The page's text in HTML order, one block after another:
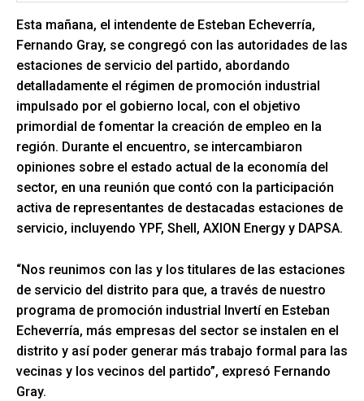
Esta mañana, el intendente de Esteban Echeverría,
Fernando Gray, se congregó con las autoridades de las
estaciones de servicio del partido, abordando
detalladamente el régimen de promoción industrial
impulsado por el gobierno local, con el objetivo
primordial de fomentar la creación de empleo en la
región. Durante el encuentro, se intercambiaron
opiniones sobre el estado actual de la economía del
sector, en una reunión que contó con la participación
activa de representantes de destacadas estaciones de
servicio, incluyendo YPF, Shell, AXION Energy y DAPSA.
“Nos reunimos con las y los titulares de las estaciones
de servicio del distrito para que, a través de nuestro
programa de promoción industrial Invertí en Esteban
Echeverría, más empresas del sector se instalen en el
distrito y así poder generar más trabajo formal para las
vecinas y los vecinos del partido”, expresó Fernando
Gray.